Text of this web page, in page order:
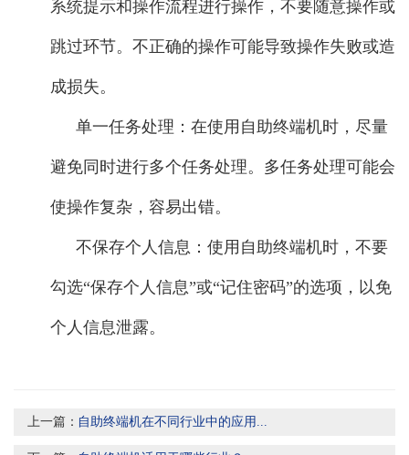
系统提示和操作流程进行操作，不要随意操作或
跳过环节。不正确的操作可能导致操作失败或造
成损失。
单一任务处理：在使用自助终端机时，尽量
避免同时进行多个任务处理。多任务处理可能会
使操作复杂，容易出错。
不保存个人信息：使用自助终端机时，不要
勾选“保存个人信息”或“记住密码”的选项，以免
个人信息泄露。
上一篇： 自助终端机在不同行业中的应用...